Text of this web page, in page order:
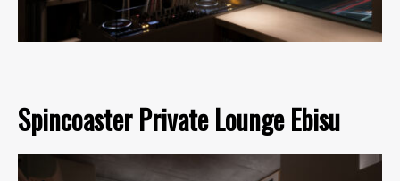
Spincoaster Private Lounge Ebisu